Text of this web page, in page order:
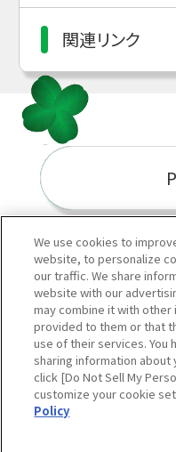
関連リンク
当サイトの表示価格は個別に税込
We use cookies to
website, to personalize
our traffic. We share
website with our
may combine it with
provided to them or that
use of their services.
sharing information about
click [Do Not Sell My
customize your cookie
Policy